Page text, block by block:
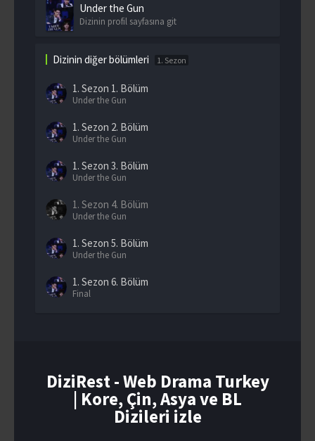
Under the Gun
Dizinin profil sayfasına git
Dizinin diğer bölümleri 1. Sezon
1. Sezon 1. Bölüm
Under the Gun
1. Sezon 2. Bölüm
Under the Gun
1. Sezon 3. Bölüm
Under the Gun
1. Sezon 4. Bölüm
Under the Gun
1. Sezon 5. Bölüm
Under the Gun
1. Sezon 6. Bölüm
Final
DiziRest - Web Drama Turkey
| Kore, Çin, Asya ve BL
Dizileri izle